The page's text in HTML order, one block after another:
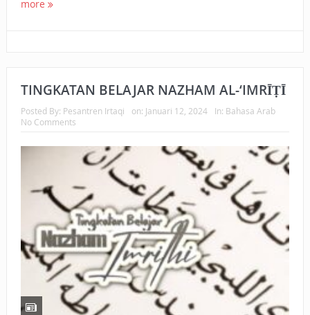
more
TINGKATAN BELAJAR NAZHAM AL-‘IMRĪṬĪ
Posted By: Pesantren Irtaqi on: Januari 12, 2024 In: Bahasa Arab
No Comments